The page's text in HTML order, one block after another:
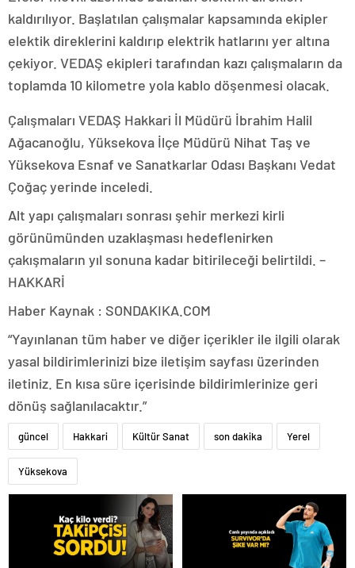
kaldırılıyor. Başlatılan çalışmalar kapsamında ekipler
elektik direklerini kaldırıp elektrik hatlarını yer altına
çekiyor. VEDAŞ ekipleri tarafından kazı çalışmaların da
toplamda 10 kilometre yola kablo döşenmesi olacak.
Çalışmaları VEDAŞ Hakkari İl Müdürü İbrahim Halil
Ağacanoğlu, Yüksekova İlçe Müdürü Nihat Taş ve
Yüksekova Esnaf ve Sanatkarlar Odası Başkanı Vedat
Çoğaç yerinde inceledi.
Alt yapı çalışmaları sonrası şehir merkezi kirli
görünümünden uzaklaşması hedeflenirken
çakışmaların yıl sonuna kadar bitirileceği belirtildi. –
HAKKARİ
Haber Kaynak : SONDAKIKA.COM
“Yayınlanan tüm haber ve diğer içerikler ile ilgili olarak
yasal bildirimlerinizi bize iletişim sayfası üzerinden
iletiniz. En kısa süre içerisinde bildirimlerinize geri
dönüş sağlanılacaktır.”
güncel Hakkari Kültür Sanat son dakika Yerel
Yüksekova